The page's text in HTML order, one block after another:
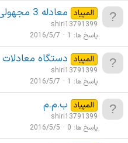
المپیاد معادله 3 مجهولی
shiri13791399
پاسخ ها
1
2016/5/7
المپیاد دستگاه معادلات
shiri13791399
پاسخ ها
1
2016/5/7
المپیاد ب.م.م
shiri13791399
پاسخ ها 0
2016/5/5